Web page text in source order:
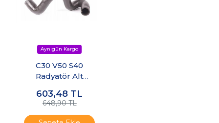
C30 V50 S40
Radyatör Alt
Benzinli
603,48 TL
648,90 TL